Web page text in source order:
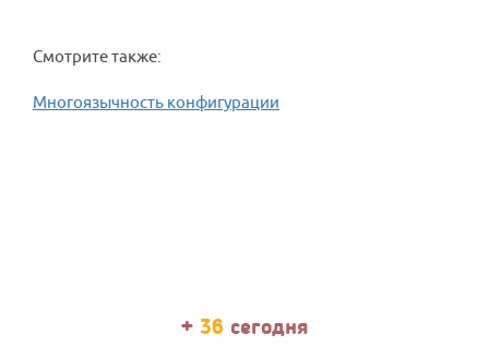
Смотрите также:
Многоязычность конфигурации
+ 41 сегодня